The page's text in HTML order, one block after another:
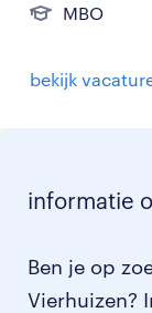
MBO
bekijk
informatie
Ben je op
Vierhuizen?